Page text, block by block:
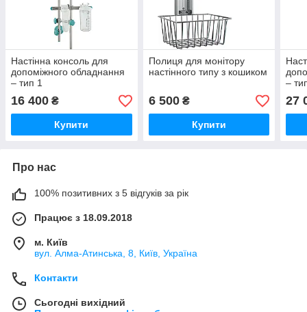
Настінна консоль для
допоміжного обладнання
– тип 1
16 400 ₴
Купити
Полиця для монітору
настінного типу з кошиком
6 500₴
Купити
–
27
Про нас
100% позитивних з 5 відгуків за рік
Працює з 18.09.2018
м. Київ
вул. Алма-Атинська, 8, Київ, Україна
Контакти
Сьогодні вихідний